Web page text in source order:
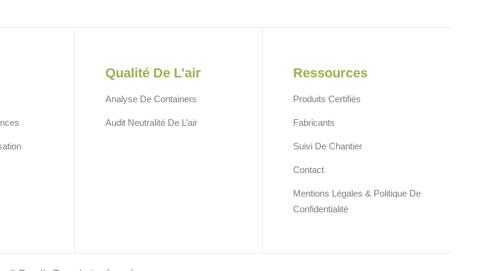
Qualité De L’air
Analyse De Containers
Audit Neutralité De L’air
Ressources
Produits Certifiés
Fabricants
Suivi De Chantier
Contact
Mentions Légales & Politique De
Confidentialité